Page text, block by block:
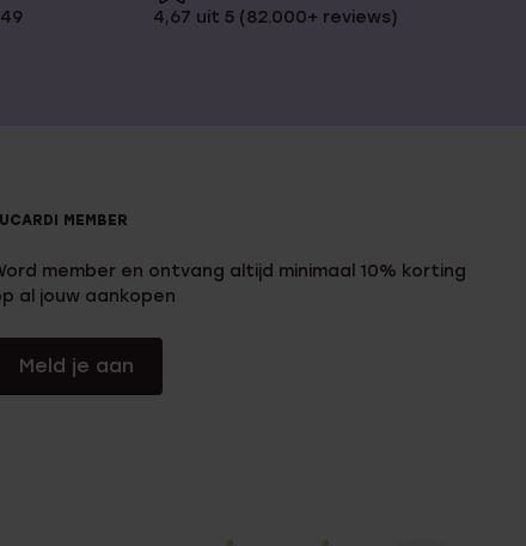
4,67 uit 5 (82.000+ reviews)
MEMBER
member en ontvang altijd minimaal 10% korting
al jouw aankopen
Meld je aan